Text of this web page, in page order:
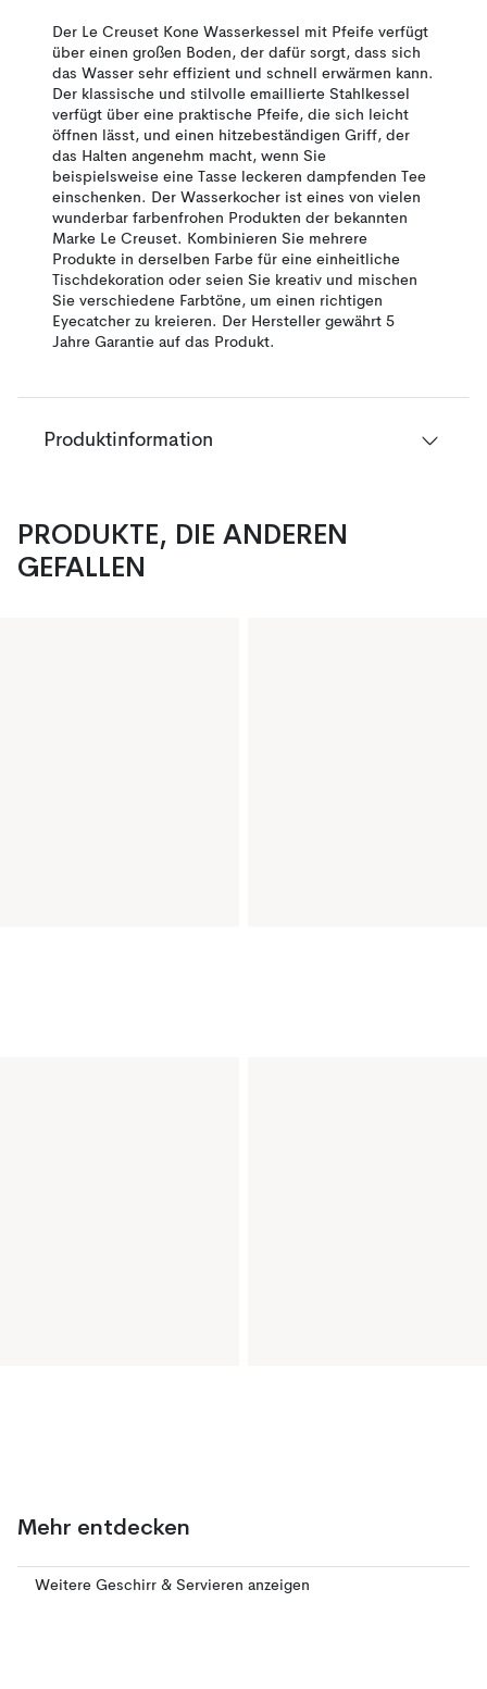
Der Le Creuset Kone Wasserkessel mit Pfeife verfügt
über einen großen Boden, der dafür sorgt, dass sich
das Wasser sehr effizient und schnell erwärmen kann.
Der klassische und stilvolle emaillierte Stahlkessel
verfügt über eine praktische Pfeife, die sich leicht
öffnen lässt, und einen hitzebeständigen Griff, der
das Halten angenehm macht, wenn Sie
beispielsweise eine Tasse leckeren dampfenden Tee
einschenken. Der Wasserkocher ist eines von vielen
wunderbar farbenfrohen Produkten der bekannten
Marke Le Creuset. Kombinieren Sie mehrere
Produkte in derselben Farbe für eine einheitliche
Tischdekoration oder seien Sie kreativ und mischen
Sie verschiedene Farbtöne, um einen richtigen
Eyecatcher zu kreieren. Der Hersteller gewährt 5
Jahre Garantie auf das Produkt.
Produktinformation
PRODUKTE, DIE ANDEREN
GEFALLEN
Mehr entdecken
Weitere Geschirr & Servieren anzeigen